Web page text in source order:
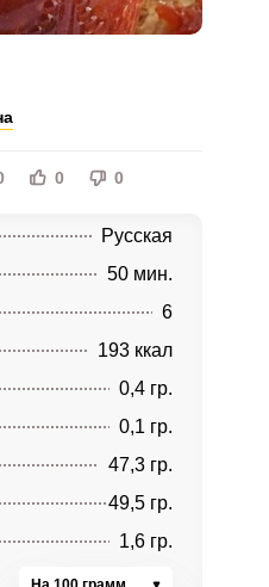
0 0
Русская
50 мин.
6
193 ккал
0,4 гр.
0,1 гр.
47,3 гр.
49,5 гр.
1,6 гр.